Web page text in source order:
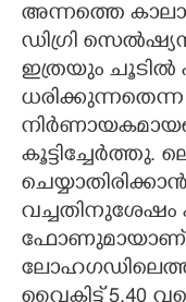
അന്നത്തെ
ഡിഗ്രി
ഇത്രയും ചൂടിൽ
കൂട്ടിച്ചേർത്തു.
വച്ചതിനുശേഷം
ഫോണുമായാണ്